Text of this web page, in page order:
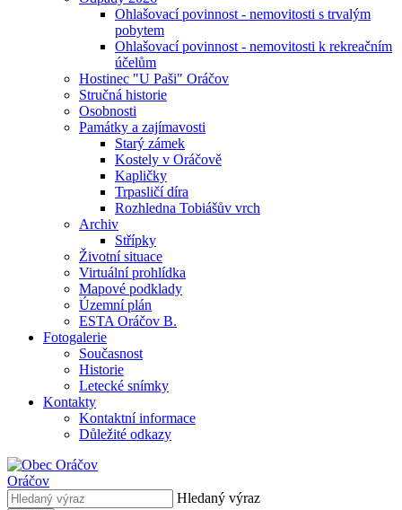
Ohlašovací povinnost - nemovitosti s trvalým
pobytem
Ohlašovací povinnost - nemovitosti k rekreačním
účelům
Hostinec "U Paši" Oráčov
Stručná historie
Osobnosti
Památky a zajímavosti
Starý zámek
Kostely v Oráčově
Kapličky
Trpasličí díra
Rozhledna Tobiášův vrch
Archiv
Střípky
Životní situace
Virtuální prohlídka
Mapové podklady
Územní plán
ESTA Oráčov B.
Fotogalerie
Současnost
Historie
Letecké snímky
Kontakty
Kontaktní informace
Důležité odkazy
Oráčov
Hledaný výraz